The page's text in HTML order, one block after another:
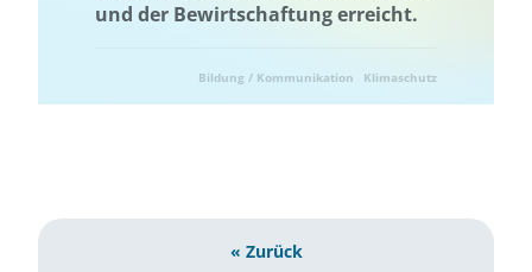
und der Bewirtschaftung erreicht.
Bildung / Kommunikation Klimaschutz
« Zurück